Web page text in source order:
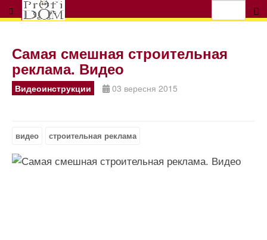
Самая смешная строительная
реклама. Видео
Видеоинструкции 03 вересня 2015
видео строительная реклама